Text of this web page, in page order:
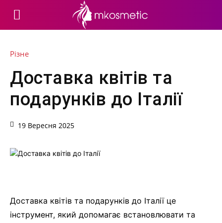
Різне
Доставка квітів та
подарунків до Італії
19 Вересня 2025
Доставка квітів та подарунків до Італії це
інструмент, який допомагає встановлювати та